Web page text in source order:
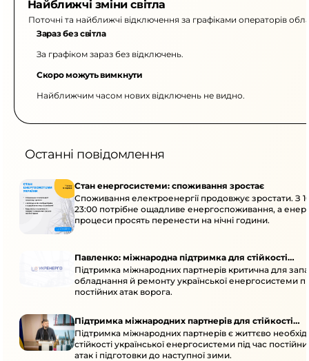
Найближчі зміни світла
Поточні та найближчі відключення за графіками операторів
Зараз без світла
За графіком зараз без відключень.
Скоро можуть вимкнути
Найближчим часом нових відключень не видно.
Останні повідомлення
Стан енергосистеми: споживання зростає
Споживання електроенергії продовжує зростати. З
23:00 потрібне ощадливе енергоспоживання, а
процеси просять перенести на нічні години.
Павленко: міжнародна підтримка для стійкості
енергосистеми
Підтримка міжнародних партнерів критична для
обладнання й ремонту української енергосистеми
постійних атак ворога.
Підтримка міжнародних партнерів для стійкості
енергосистеми
Підтримка міжнародних партнерів є життєво
стійкості української енергосистеми під час
атак і підготовки до наступної зими.